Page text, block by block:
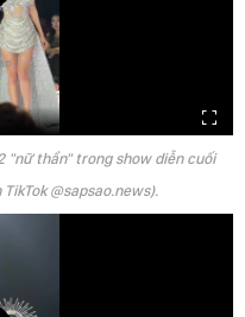
"nữ thần" trong show diễn cuối
@sapsao.news).